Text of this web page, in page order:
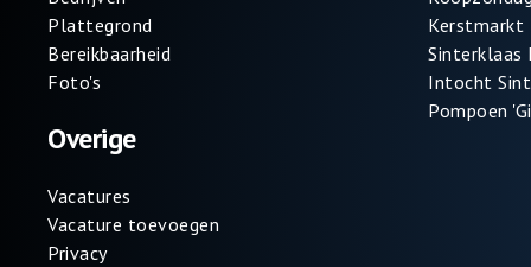
Plattegrond
Bereikbaarheid
Foto's
Overige
Vacatures
Vacature toevoegen
Privacy
Kerstmarkt
Sinterklaas
Intocht
Pompoen